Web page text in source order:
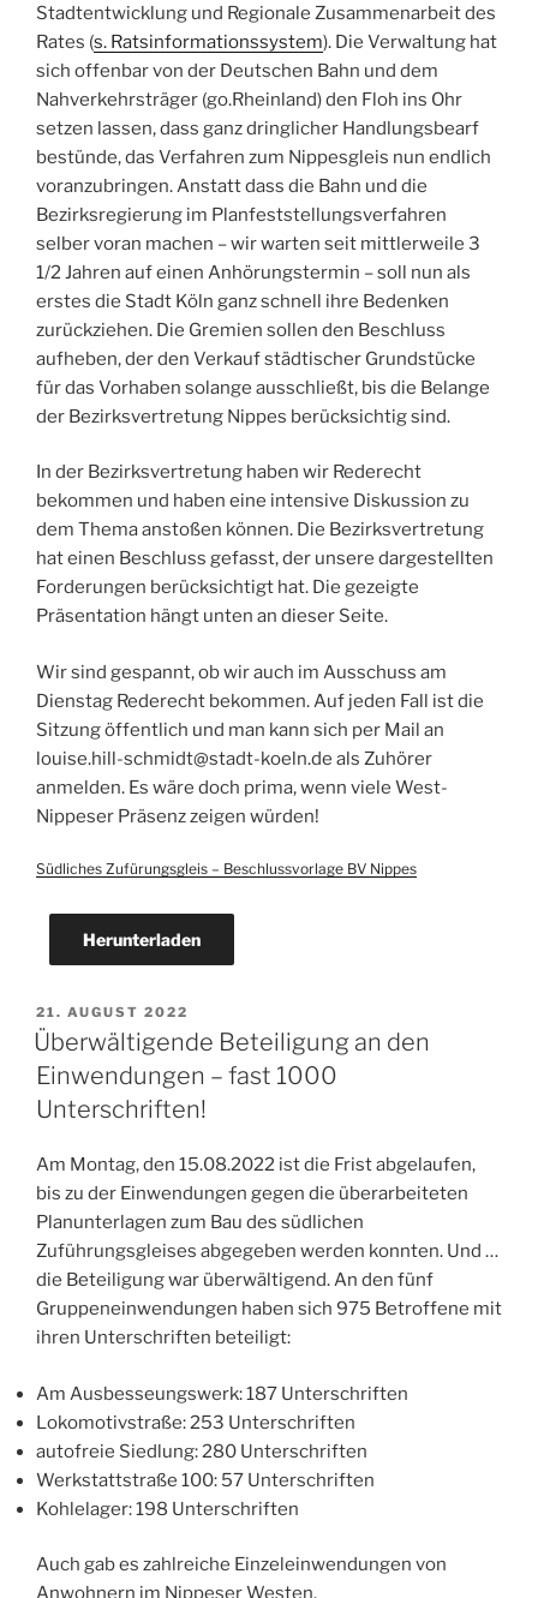
Stadtentwicklung und Regionale Zusammenarbeit des
Rates (s. Ratsinformationssystem). Die Verwaltung hat
sich offenbar von der Deutschen Bahn und dem
Nahverkehrsträger (go.Rheinland) den Floh ins Ohr
setzen lassen, dass ganz dringlicher Handlungsbearf
bestünde, das Verfahren zum Nippesgleis nun endlich
voranzubringen. Anstatt dass die Bahn und die
Bezirksregierung im Planfeststellungsverfahren
selber voran machen – wir warten seit mittlerweile 3
1/2 Jahren auf einen Anhörungstermin – soll nun als
erstes die Stadt Köln ganz schnell ihre Bedenken
zurückziehen. Die Gremien sollen den Beschluss
aufheben, der den Verkauf städtischer Grundstücke
für das Vorhaben solange ausschließt, bis die Belange
der Bezirksvertretung Nippes berücksichtig sind.
In der Bezirksvertretung haben wir Rederecht
bekommen und haben eine intensive Diskussion zu
dem Thema anstoßen können. Die Bezirksvertretung
hat einen Beschluss gefasst, der unsere dargestellten
Forderungen berücksichtigt hat. Die gezeigte
Präsentation hängt unten an dieser Seite.
Wir sind gespannt, ob wir auch im Ausschuss am
Dienstag Rederecht bekommen. Auf jeden Fall ist die
Sitzung öffentlich und man kann sich per Mail an
louise.hill-schmidt@stadt-koeln.de als Zuhörer
anmelden. Es wäre doch prima, wenn viele West-
Nippeser Präsenz zeigen würden!
Südliches Zufürungsgleis – Beschlussvorlage BV Nippes
Herunterladen
VERÖFFENTLICHT
AM
21. AUGUST 2022
Überwältigende Beteiligung an den
Einwendungen – fast 1000
Unterschriften!
Am Montag, den 15.08.2022 ist die Frist abgelaufen,
bis zu der Einwendungen gegen die überarbeiteten
Planunterlagen zum Bau des südlichen
Zuführungsgleises abgegeben werden konnten. Und …
die Beteiligung war überwältigend. An den fünf
Gruppeneinwendungen haben sich 975 Betroffene mit
ihren Unterschriften beteiligt:
Am Ausbesseungswerk: 187 Unterschriften
Lokomotivstraße: 253 Unterschriften
autofreie Siedlung: 280 Unterschriften
Werkstattstraße 100: 57 Unterschriften
Kohlelager: 198 Unterschriften
Auch gab es zahlreiche Einzeleinwendungen von
Anwohnern im Nippeser Westen.